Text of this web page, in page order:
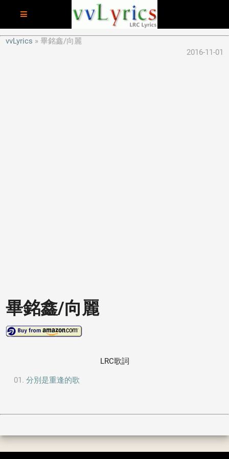
vvLyrics
畢銘鑫/向麗
2016-11-01
畢銘鑫/向麗
LRC歌詞
分別是重逢的歌